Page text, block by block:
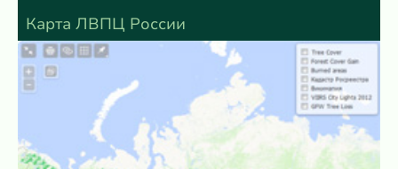
Карта ЛВПЦ России